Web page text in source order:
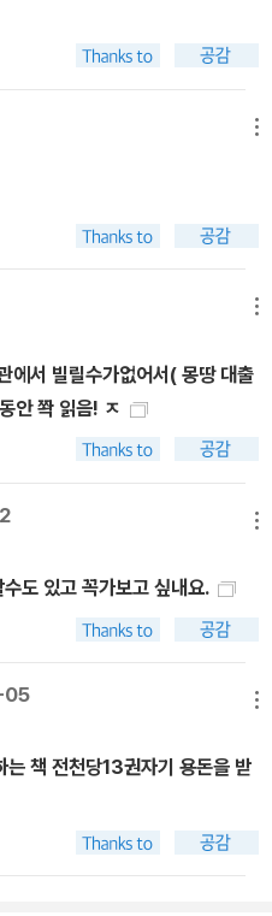
에서 빌릴수가없어서( 몽땅 대출
안 쫙 읽음! ㅈ
도 있고 꼭가보고 싶내요.
05
책 전천당13권자기 용돈을 받